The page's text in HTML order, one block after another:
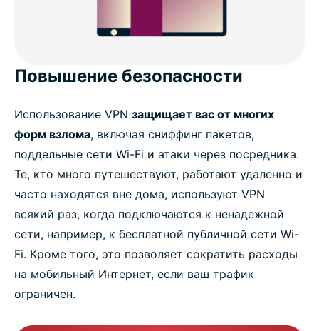
Повышение безопасности
Использование VPN защищает вас от многих
форм взлома, включая сниффинг пакетов,
поддельные сети Wi-Fi и атаки через посредника.
Те, кто много путешествуют, работают удаленно и
часто находятся вне дома, используют VPN
всякий раз, когда подключаются к ненадежной
сети, например, к бесплатной публичной сети Wi-
Fi. Кроме того, это позволяет сократить расходы
на мобильный Интернет, если ваш трафик
ограничен.